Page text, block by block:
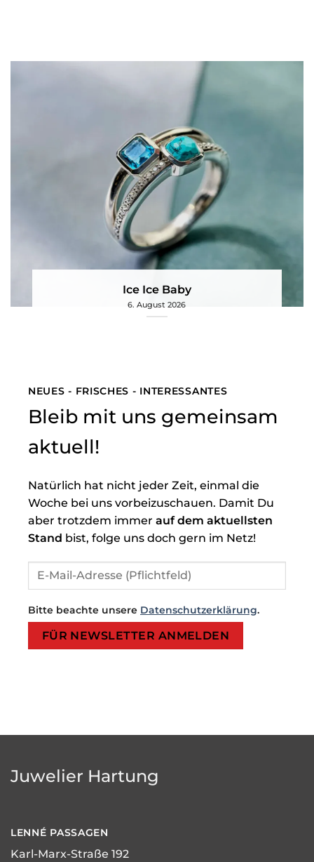
Ice Ice Baby
6. August 2026
NEUES - FRISCHES - INTERESSANTES
Bleib mit uns gemeinsam
aktuell!
Natürlich hat nicht jeder Zeit, einmal die
Woche bei uns vorbeizuschauen. Damit Du
aber trotzdem immer auf dem aktuellsten
Stand bist, folge uns doch gern im Netz!
Bitte beachte unsere Datenschutzerklärung.
Bitte lasse dieses Feld leer.
Bitte lasse dieses Feld leer.
Juwelier Hartung
LENNÉ PASSAGEN
Karl-Marx-Straße 192